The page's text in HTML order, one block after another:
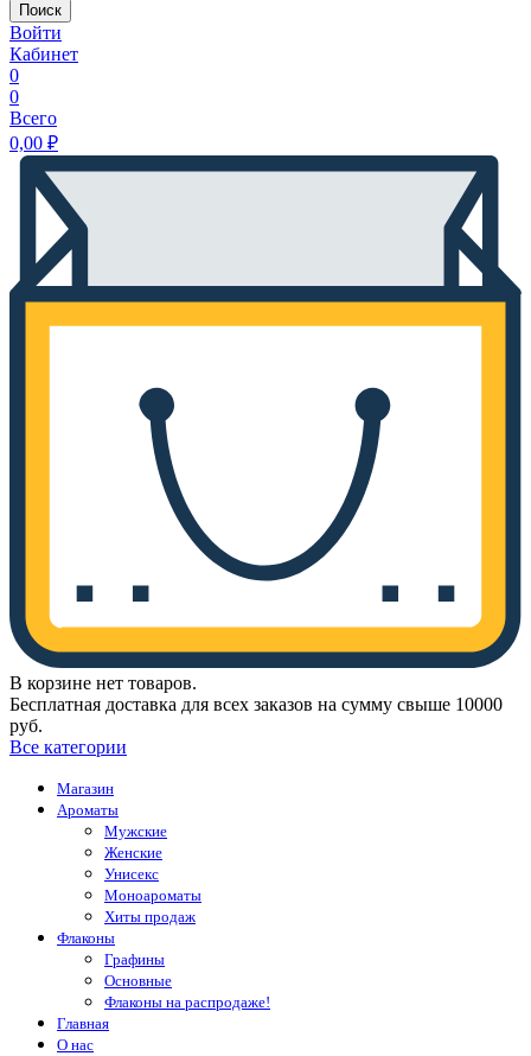
Поиск
Войти
Кабинет
0
0
Всего
0,00 ₽
В корзине нет товаров.
Бесплатная доставка для всех заказов на сумму свыше 10000
руб.
Все категории
Магазин
Ароматы
Мужские
Женские
Унисекс
Моноароматы
Хиты продаж
Флаконы
Графины
Основные
Флаконы на распродаже!
Главная
О нас